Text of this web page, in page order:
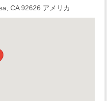
CA 92626 アメリカ